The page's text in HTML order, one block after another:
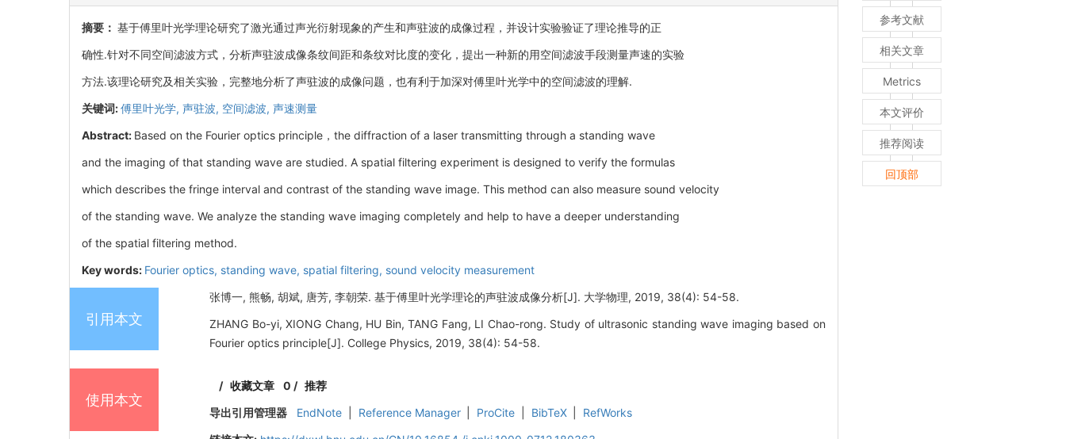
摘要： 基于傅里叶光学理论研究了激光通过声光衍射现象的产生和声驻波的成像过程，并设计实验验证了理论推导的正
确性.针对不同空间滤波方式，分析声驻波成像条纹间距和条纹对比度的变化，提出一种新的用空间滤波手段测量声速的实验
方法.该理论研究及相关实验，完整地分析了声驻波的成像问题，也有利于加深对傅里叶光学中的空间滤波的理解.
关键词:傅里叶光学, 声驻波, 空间滤波, 声速测量
Abstract: Based on the Fourier optics principle，the diffraction of a laser transmitting through a standing wave
and the imaging of that standing wave are studied. A spatial filtering experiment is designed to verify the formulas
which describes the fringe interval and contrast of the standing wave image. This method can also measure sound velocity
of the standing wave. We analyze the standing wave imaging completely and help to have a deeper understanding
of the spatial filtering method.
Key words: Fourier optics, standing wave, spatial filtering, sound velocity measurement
引用本文
张博一, 熊畅, 胡斌, 唐芳, 李朝荣. 基于傅里叶光学理论的声驻波成像分析[J]. 大学物理, 2019, 38(4): 54-58.
ZHANG Bo-yi, XIONG Chang, HU Bin, TANG Fang, LI Chao-rong. Study of ultrasonic standing wave imaging based on
Fourier optics principle[J]. College Physics, 2019, 38(4): 54-58.
使用本文
/收藏文章 0 /推荐
导出引用管理器
EndNote Reference Manager ProCite BibTeX
RefWorks
参考文献
相关文章
Metrics
本文评价
推荐阅读
回顶部